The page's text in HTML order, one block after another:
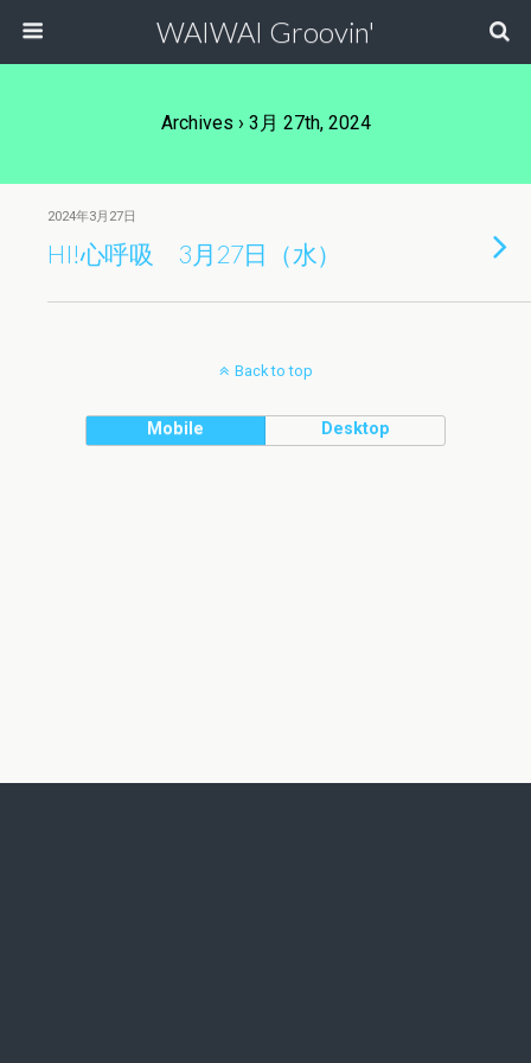
WAIWAI Groovin'
Archives › 3月 27th, 2024
2024年3月27日
HI!心呼吸 3月27日（水）
Back to top
Mobile Desktop